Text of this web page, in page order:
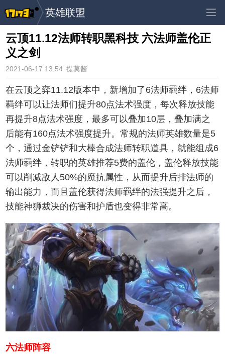
英雄联盟
云顶11.12法师转职黑科技 六法师盖伦正
义之剑
2021-06-17 13:54 提莫酱
在云顶之弈11.12版本中，新增加了6法师羁绊，6法师
羁绊可以让法师们提升80点法术强度，每次释放技能
再提升8点法术强度，最多可以叠加10层，叠加满之
后能有160点法术强度提升。常规的法师英雄数量是5
个，通过金铲铲和大棒合成法师转职道具，就能组成6
法师羁绊，转职的英雄推荐5费的盖伦，盖伦释放技能
可以削减敌人50%的魔抗属性，从而提升后排法师的
输出能力，而且盖伦获得法师羁绊的法强提升之后，
技能神狮裁决的伤害和护盾也变得非常高。
六法师阵容